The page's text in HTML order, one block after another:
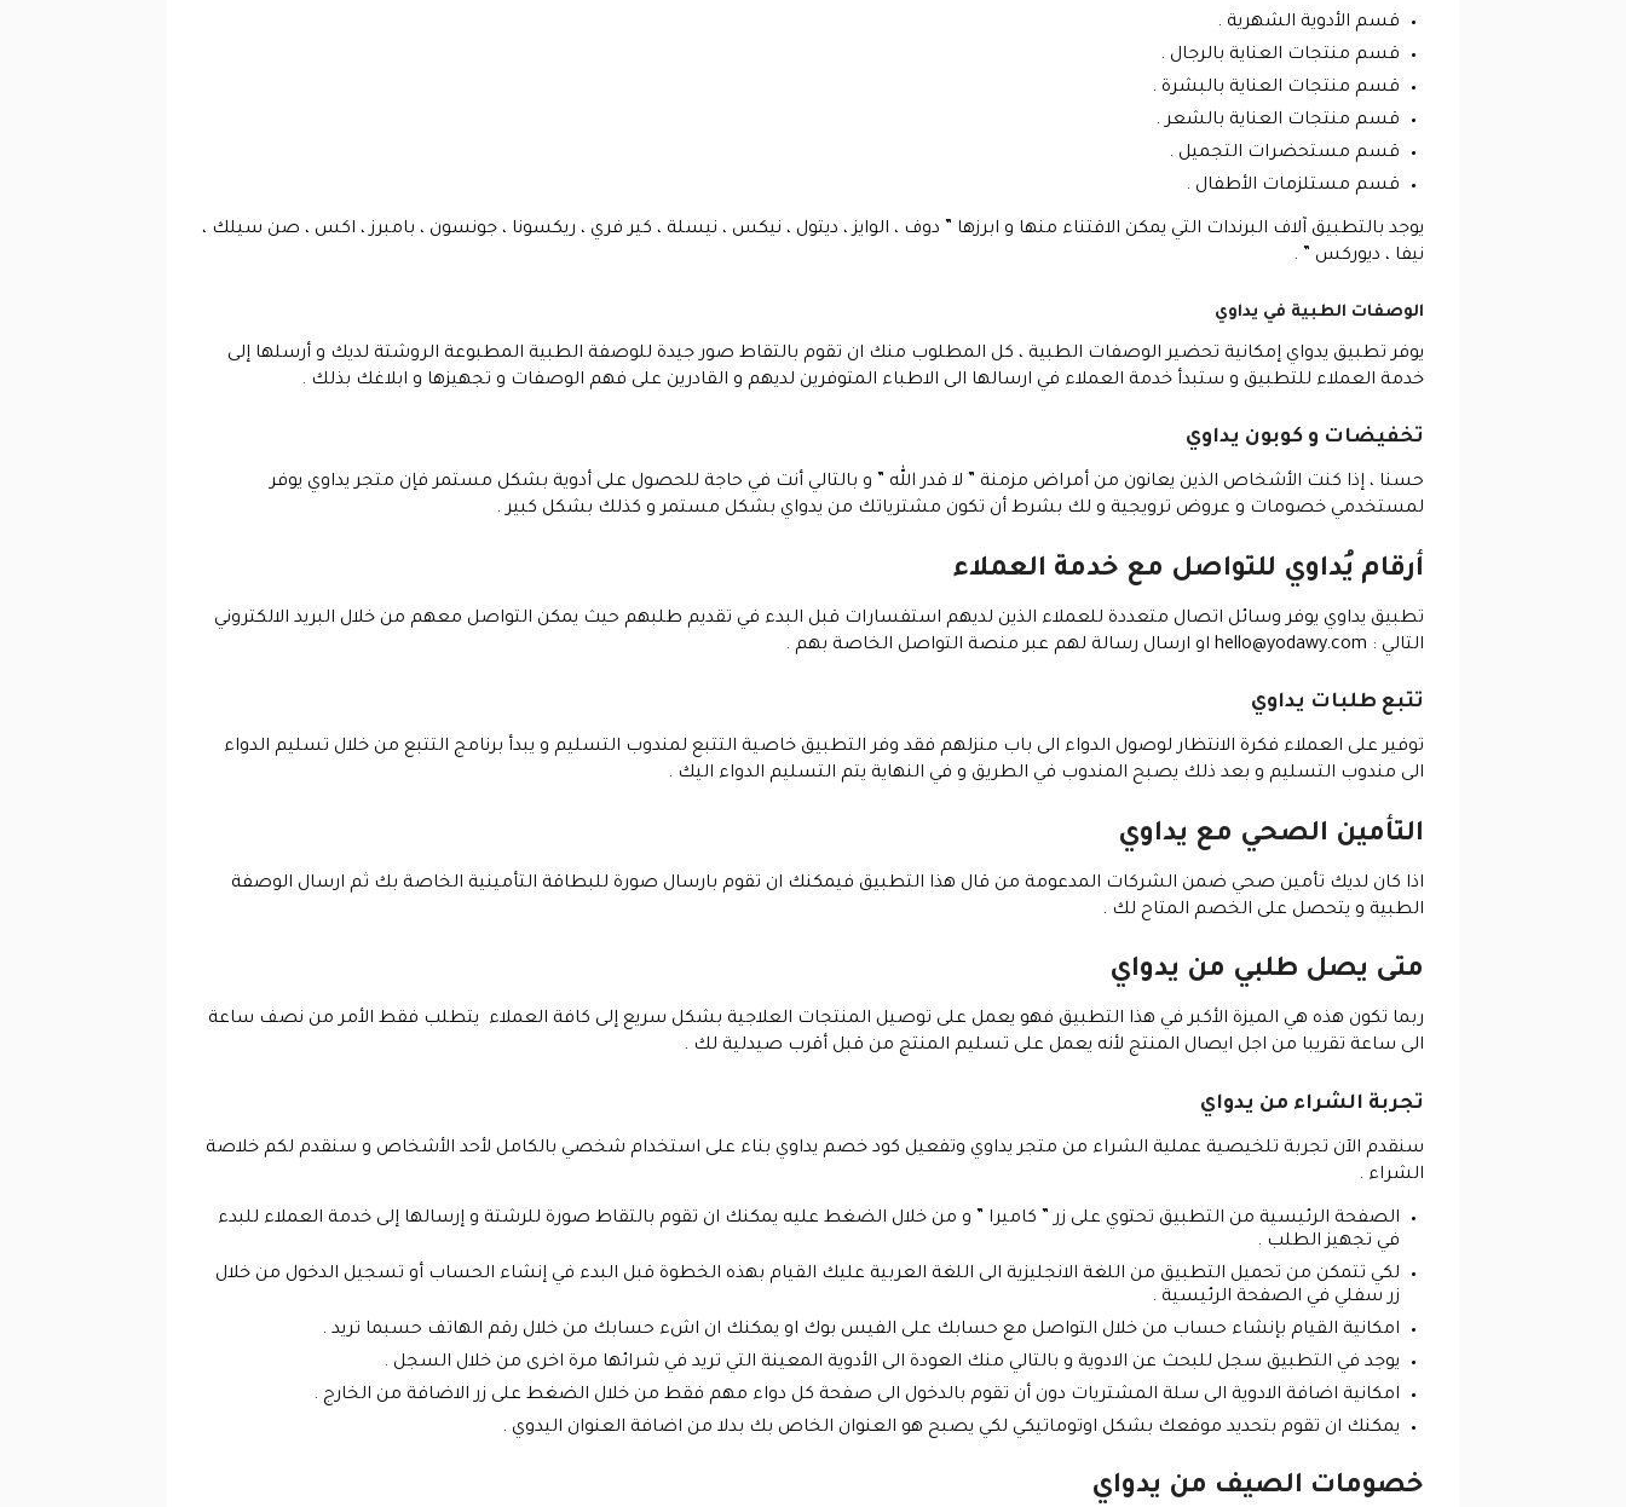
قسم الأدوية الشهرية .
قسم منتجات العناية بالرجال .
قسم منتجات العناية بالبشرة .
قسم منتجات العناية بالشعر .
قسم مستحضرات التجميل .
قسم مستلزمات الأطفال .
يوجد بالتطبيق آلاف البرندات التي يمكن الاقتناء منها و ابرزها ” دوف ، الوايز ، ديتول ، نيكس ، نيسلة ، كير فري ، ريكسونا ، جونسون ، بامبرز ، اكس ، صن سيلك ،
نيفا ، ديوركس ” .
الوصفات الطبية في يداوي
يوفر تطبيق يدواي إمكانية تحضير الوصفات الطبية ، كل المطلوب منك ان تقوم بالتقاط صور جيدة للوصفة الطبية المطبوعة الروشتة لديك و أرسلها إلى
خدمة العملاء للتطبيق و ستبدأ خدمة العملاء في ارسالها الى الاطباء المتوفرين لديهم و القادرين على فهم الوصفات و تجهيزها و ابلاغك بذلك .
تخفيضات و كوبون يداوي
حسنا ، إذا كنت الأشخاص الذين يعانون من أمراض مزمنة ” لا قدر الله ” و بالتالي أنت في حاجة للحصول على أدوية بشكل مستمر فإن متجر يداوي يوفر
لمستخدمي خصومات و عروض ترويجية و لك بشرط أن تكون مشترياتك من يدواي بشكل مستمر و كذلك بشكل كبير .
أرقام يُداوي للتواصل مع خدمة العملاء
تطبيق يداوي يوفر وسائل اتصال متعددة للعملاء الذين لديهم استفسارات قبل البدء في تقديم طلبهم حيث يمكن التواصل معهم من خلال البريد الالكتروني
التالي : hello@yodawy.com او ارسال رسالة لهم عبر منصة التواصل الخاصة بهم .
تتبع طلبات يداوي
توفير على العملاء فكرة الانتظار لوصول الدواء الى باب منزلهم فقد وفر التطبيق خاصية التتبع لمندوب التسليم و يبدأ برنامج التتبع من خلال تسليم الدواء
الى مندوب التسليم و بعد ذلك يصبح المندوب في الطريق و في النهاية يتم التسليم الدواء اليك .
التأمين الصحي مع يداوي
اذا كان لديك تأمين صحي ضمن الشركات المدعومة من قال هذا التطبيق فيمكنك ان تقوم بارسال صورة للبطاقة التأمينية الخاصة بك ثم ارسال الوصفة
الطبية و يتحصل على الخصم المتاح لك .
متى يصل طلبي من يدواي
ربما تكون هذه هي الميزة الأكبر في هذا التطبيق فهو يعمل على توصيل المنتجات العلاجية بشكل سريع إلى كافة العملاء يتطلب فقط الأمر من نصف ساعة
الى ساعة تقريبا من اجل ايصال المنتج لأنه يعمل على تسليم المنتج من قبل أقرب صيدلية لك .
تجربة الشراء من يدواي
سنقدم الآن تجربة تلخيصية عملية الشراء من متجر يداوي وتفعيل كود خصم يداوي بناء على استخدام شخصي بالكامل لأحد الأشخاص و سنقدم لكم خلاصة
الشراء .
الصفحة الرئيسية من التطبيق تحتوي على زر ” كاميرا ” و من خلال الضغط عليه يمكنك ان تقوم بالتقاط صورة للرشتة و إرسالها إلى خدمة العملاء للبدء
في تجهيز الطلب .
لكي تتمكن من تحميل التطبيق من اللغة الانجليزية الى اللغة العربية عليك القيام بهذه الخطوة قبل البدء في إنشاء الحساب أو تسجيل الدخول من خلال
زر سفلي في الصفحة الرئيسية .
امكانية القيام بإنشاء حساب من خلال التواصل مع حسابك على الفيس بوك او يمكنك ان اشء حسابك من خلال رقم الهاتف حسبما تريد .
يوجد في التطبيق سجل للبحث عن الادوية و بالتالي منك العودة الى الأدوية المعينة التي تريد في شرائها مرة اخرى من خلال السجل .
امكانية اضافة الادوية الى سلة المشتريات دون أن تقوم بالدخول الى صفحة كل دواء مهم فقط من خلال الضغط على زر الاضافة من الخارج .
يمكنك ان تقوم بتحديد موقعك بشكل اوتوماتيكي لكي يصبح هو العنوان الخاص بك بدلا من اضافة العنوان اليدوي .
خصومات الصيف من يدواي